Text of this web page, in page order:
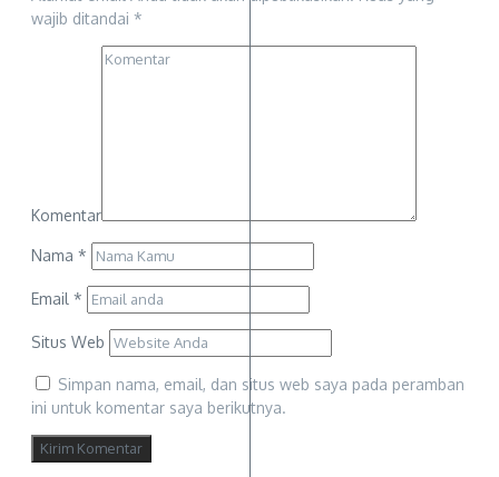
wajib ditandai *
Komentar
Nama *
Email *
Situs Web
Simpan nama, email, dan situs web saya pada peramban
ini untuk komentar saya berikutnya.